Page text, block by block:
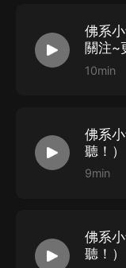
、本作品為付費
、如在充值／購
按鈕，將頁面分
、在購買過程中
第一步：您可在喜
在線客服；
佛系
關注~
10min
佛系
聽！）
9min
佛系
聽！）